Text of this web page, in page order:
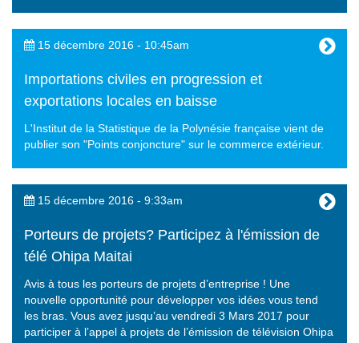
15 décembre 2016 - 10:45am
Importations civiles en progression et
exportations locales en baisse
L'Institut de la Statistique de la Polynésie française vient de
publier son "Points conjoncture" sur le commerce extérieur.
15 décembre 2016 - 9:33am
Porteurs de projets? Participez à l'émission de
télé Ohipa Maitai
Avis à tous les porteurs de projets d’entreprise ! Une
nouvelle opportunité pour développer vos idées vous tend
les bras. Vous avez jusqu’au vendredi 3 Mars 2017 pour
participer à l’appel à projets de l’émission de télévision Ohipa